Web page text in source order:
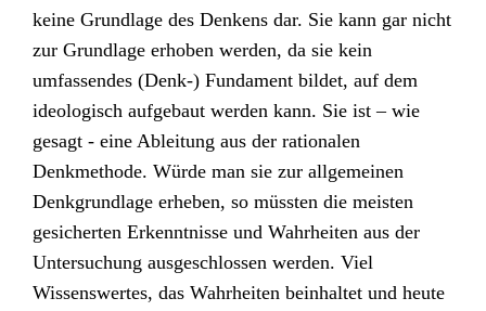
keine Grundlage des Denkens dar. Sie kann gar nicht
zur Grundlage erhoben werden, da sie kein
umfassendes (Denk-) Fundament bildet, auf dem
ideologisch aufgebaut werden kann. Sie ist – wie
gesagt - eine Ableitung aus der rationalen
Denkmethode. Würde man sie zur allgemeinen
Denkgrundlage erheben, so müssten die meisten
gesicherten Erkenntnisse und Wahrheiten aus der
Untersuchung ausgeschlossen werden. Viel
Wissenswertes, das Wahrheiten beinhaltet und heute